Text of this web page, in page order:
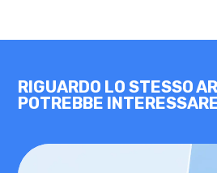
RIGUARDO LO STESSO
POTREBBE